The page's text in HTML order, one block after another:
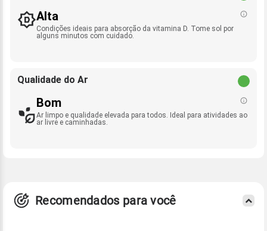
Alta
Condições ideais para absorção da vitamina D. Tome sol por
alguns minutos com cuidado.
Qualidade do Ar
Bom
Ar limpo e qualidade elevada para todos. Ideal para atividades ao
ar livre e caminhadas.
Recomendados para você